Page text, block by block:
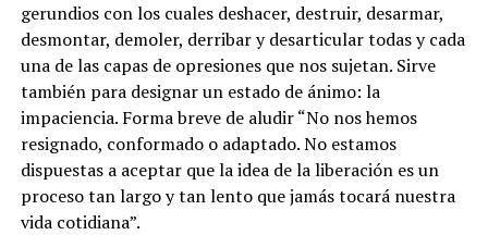
gerundios con los cuales deshacer, destruir, desarmar,
desmontar, demoler, derribar y desarticular todas y cada
una de las capas de opresiones que nos sujetan. Sirve
también para designar un estado de ánimo: la
impaciencia. Forma breve de aludir “No nos hemos
resignado, conformado o adaptado. No estamos
dispuestas a aceptar que la idea de la liberación es un
proceso tan largo y tan lento que jamás tocará nuestra
vida cotidiana”.